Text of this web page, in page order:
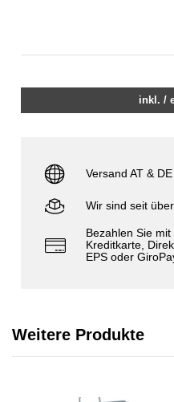
inkl. /
Versand AT &
Wir sind seit
Bezahlen Sie
Kreditkarte,
EPS oder
Weitere Produkte